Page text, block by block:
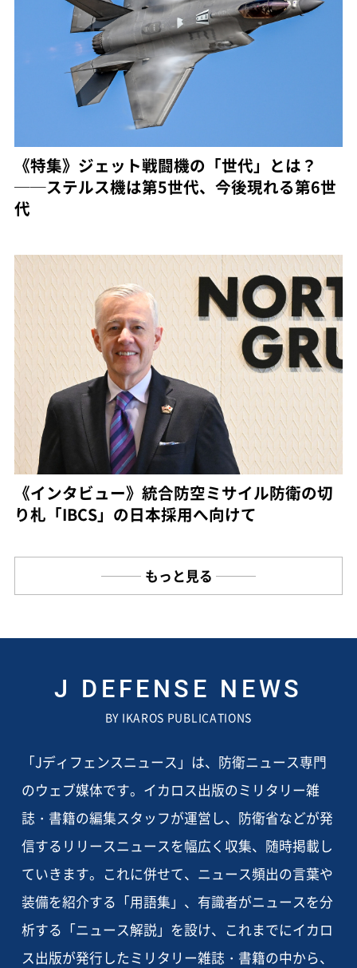
《特集》ジェット戦闘機の「世代」とは？
──ステルス機は第5世代、今後現れる第6世
代
《インタビュー》統合防空ミサイル防衛の切
り札「IBCS」の日本採用へ向けて
もっと見る
J DEFENSE NEWS
BY IKAROS PUBLICATIONS
「Jディフェンスニュース」は、防衛ニュース専門
のウェブ媒体です。イカロス出版のミリタリー雑
誌・書籍の編集スタッフが運営し、防衛省などが発
信するリリースニュースを幅広く収集、随時掲載し
ていきます。これに併せて、ニュース頻出の言葉や
装備を紹介する「用語集」、有識者がニュースを分
析する「ニュース解説」を設け、これまでにイカロ
ス出版が発行したミリタリー雑誌・書籍の中から、